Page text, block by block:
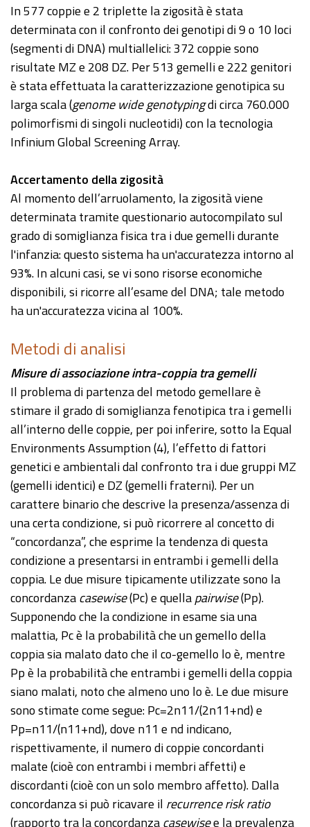
In 577 coppie e 2 triplette la zigosità è stata
determinata con il confronto dei genotipi di 9 o 10 loci
(segmenti di DNA) multiallelici: 372 coppie sono
risultate MZ e 208 DZ. Per 513 gemelli e 222 genitori
è stata effettuata la caratterizzazione genotipica su
larga scala (genome wide genotypingdi circa 760.000
polimorfismi di singoli nucleotidi) con la tecnologia
Infinium Global Screening Array.
Accertamento della zigosità
Al momento dell’arruolamento, la zigosità viene
determinata tramite questionario autocompilato sul
grado di somiglianza fisica tra i due gemelli durante
l'infanzia: questo sistema ha un'accuratezza intorno al
93%. In alcuni casi, se vi sono risorse economiche
disponibili, si ricorre all’esame del DNA; tale metodo
ha un'accuratezza vicina al 100%.
Metodi di analisi
Misure di associazione intra-coppia tra gemelli
Il problema di partenza del metodo gemellare è
stimare il grado di somiglianza fenotipica tra i gemelli
all’interno delle coppie, per poi inferire, sotto la Equal
Environments Assumption (4), l’effetto di fattori
genetici e ambientali dal confronto tra i due gruppi MZ
(gemelli identici) e DZ (gemelli fraterni). Per un
carattere binario che descrive la presenza/assenza di
una certa condizione, si può ricorrere al concetto di
“concordanza”, che esprime la tendenza di questa
condizione a presentarsi in entrambi i gemelli della
coppia. Le due misure tipicamente utilizzate sono la
concordanzacasewise(Pc) e quellapairwise(Pp).
Supponendo che la condizione in esame sia una
malattia, Pc è la probabilità che un gemello della
coppia sia malato dato che il co-gemello lo è, mentre
Pp è la probabilità che entrambi i gemelli della coppia
siano malati, noto che almeno uno lo è. Le due misure
sono stimate come segue: Pc=2n11/(2n11+nd) e
Pp=n11/(n11+nd), dove n11 e nd indicano,
rispettivamente, il numero di coppie concordanti
malate (cioè con entrambi i membri affetti) e
discordanti (cioè con un solo membro affetto). Dalla
concordanza si può ricavare il recurrence risk ratio
(rapporto tra la concordanzacasewisee la prevalenza